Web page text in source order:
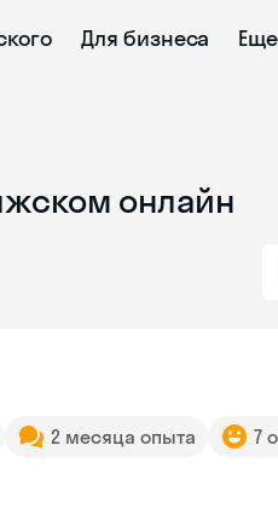
Для бизнеса Еще
онлайн
2 месяца опыта 7